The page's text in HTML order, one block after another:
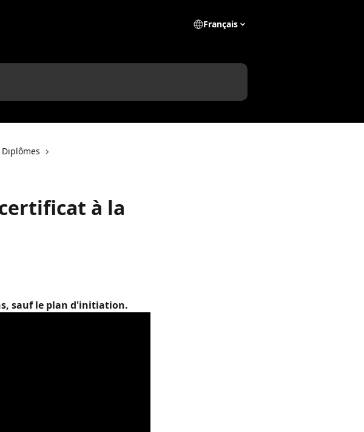
Français
à la
sauf le plan d'initiation.